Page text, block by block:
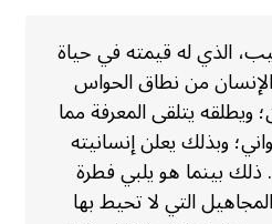
الذي له قيمته في حياة
من نطاق الحواس
يتلقى المعرفة مما
وبذلك يعلن إنسانيته
بينما هو يلبي فطرة
التي لا تحيط بها